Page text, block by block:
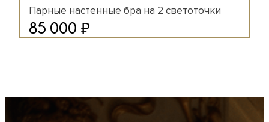
Парные настенные бра на 2 светоточки
85 000 ₽